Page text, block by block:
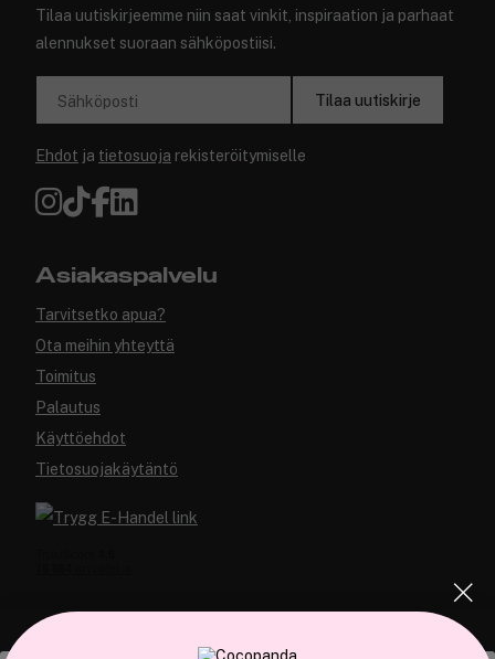
Tilaa uutiskirjeemme niin saat vinkit, inspiraation ja parhaat
alennukset suoraan sähköpostiisi.
Sähköposti Tilaa uutiskirje
Ehdot ja tietosuoja rekisteröitymiselle
Asiakaspalvelu
Tarvitsetko apua?
Ota meihin yhteyttä
Toimitus
Palautus
Käyttöehdot
Tietosuojakäytäntö